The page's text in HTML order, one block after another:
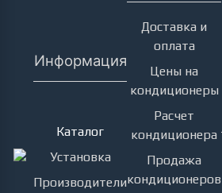
Информация
Каталог
Установка
Производители
Доставка и
оплата
Цены на
кондиционеры
Расчет
кондиционера
Продажа
кондиционеров